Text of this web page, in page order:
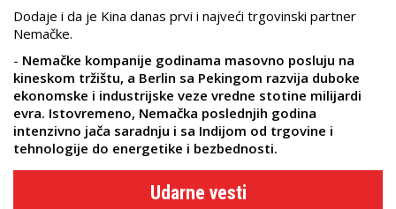
Dodaje i da je Kina danas prvi i najveći trgovinski partner
Nemačke.
- Nemačke kompanije godinama masovno posluju na
kineskom tržištu, a Berlin sa Pekingom razvija duboke
ekonomske i industrijske veze vredne stotine milijardi
evra. Istovremeno, Nemačka poslednjih godina
intenzivno jača saradnju i sa Indijom od trgovine i
tehnologije do energetike i bezbednosti.
Udarne vesti